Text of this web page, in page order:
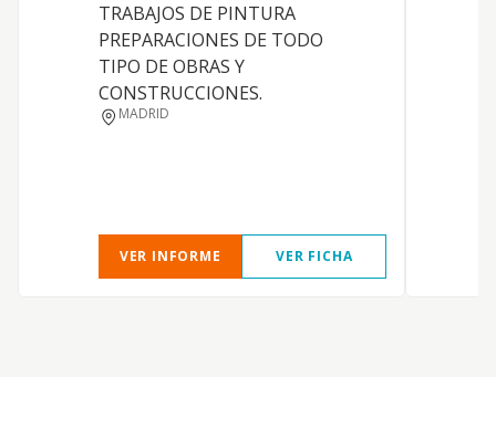
TRABAJOS DE PINTURA
PREPARACIONES DE TODO
TIPO DE OBRAS Y
CONSTRUCCIONES.
MADRID
VER INFORME VER FICHA